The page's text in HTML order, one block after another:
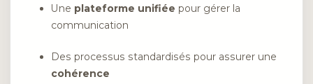
Une plateforme unifiée pour gérer la
communication
Des processus standardisés pour assurer une
cohérence